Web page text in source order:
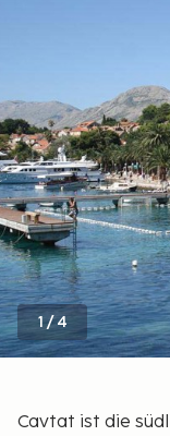
1/4
Cavtat ist die